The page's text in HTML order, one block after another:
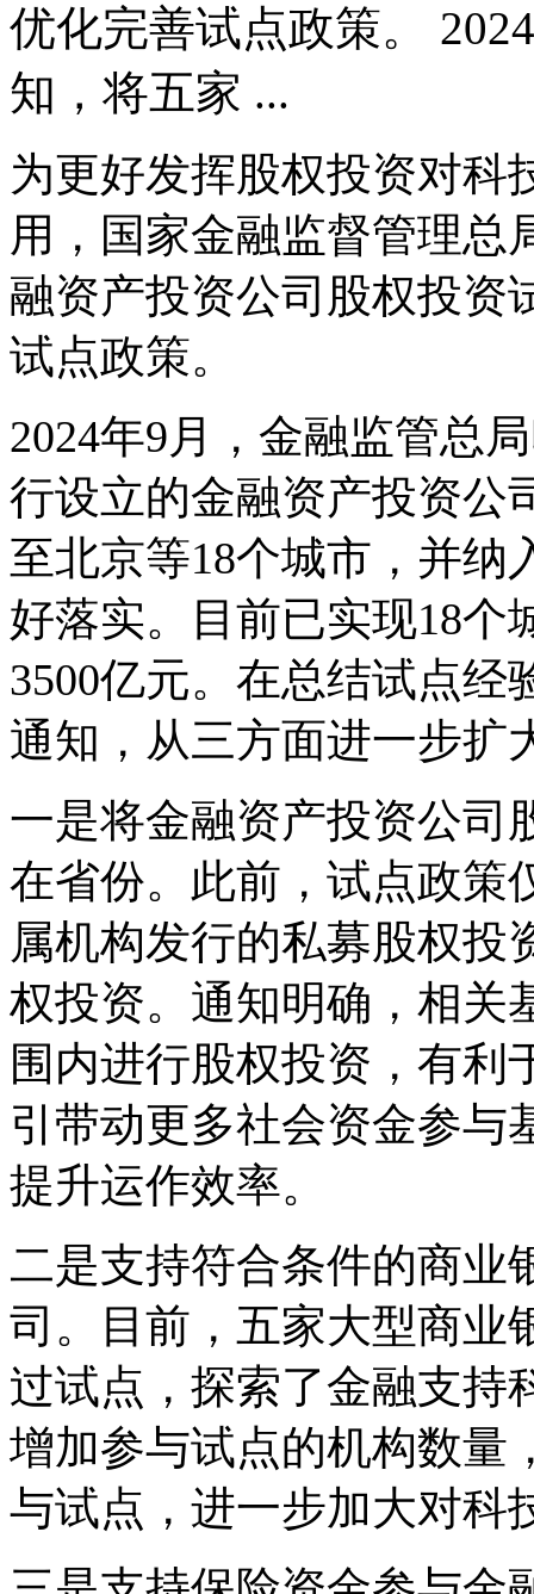
优化完善试点政策。
知，将五家 ...
为更好发挥股权投资对科
用，国家金融监督管理总
融资产投资公司股权投资
试点政策。
2024年9月，金融监管总
行设立的金融资产投资公
至北京等18个城市，并纳
好落实。目前已实现18个
3500亿元。在总结试点
通知，从三方面进一步扩
一是将金融资产投资公司
在省份。此前，试点政策
属机构发行的私募股权投
权投资。通知明确，相关
围内进行股权投资，有利
引带动更多社会资金参与
提升运作效率。
二是支持符合条件的商业
司。目前，五家大型商业
过试点，探索了金融支持
增加参与试点的机构数量
与试点，进一步加大对科